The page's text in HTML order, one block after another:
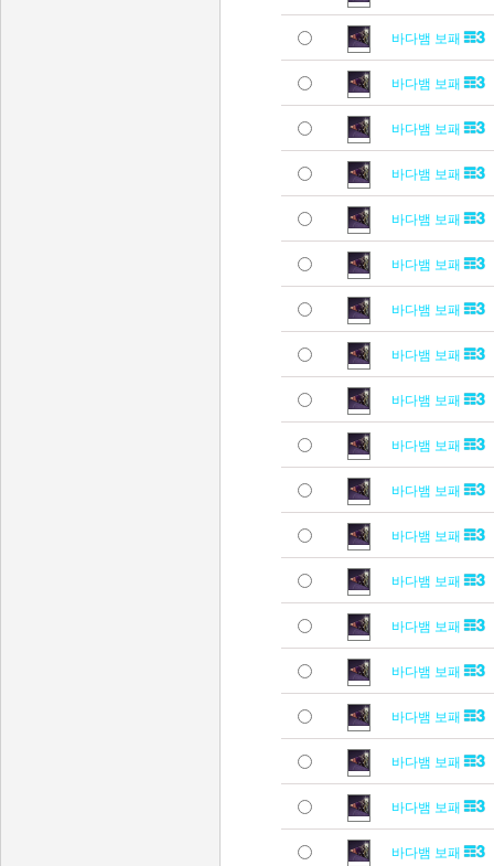
바다뱀 보패
바다뱀 보패
바다뱀 보패
바다뱀 보패
바다뱀 보패
바다뱀 보패
바다뱀 보패
바다뱀 보패
바다뱀 보패
바다뱀 보패
바다뱀 보패
바다뱀 보패
바다뱀 보패
바다뱀 보패
바다뱀 보패
바다뱀 보패
바다뱀 보패
바다뱀 보패
바다뱀 보패